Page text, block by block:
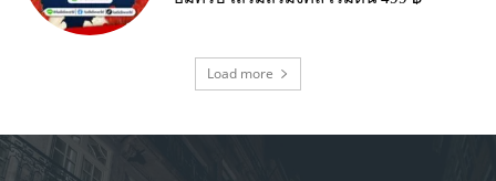
Load more